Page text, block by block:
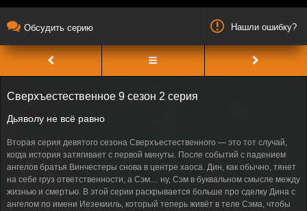
Обсудить серию Нашли ошибку?
Сверхъестественное 9 сезон 2 серия
Дьяволу не всё равно
Вторая серия девятого сезона Сверхъестественного — это тот случай,
когда история затягивает с первой минуты. После событий с падением
ангелов братья Винчестеры снова в центре хаоса. Дин, как обычно, тянет
на себе груз ответственности, а Сэм… ну, Сэм в буквальном смысле между
жизнью и смертью. В этой серии раскрывается больше про сделку Дина с
ангелом по имени Иезекииль, который теперь живёт в теле Сэма, чтобы